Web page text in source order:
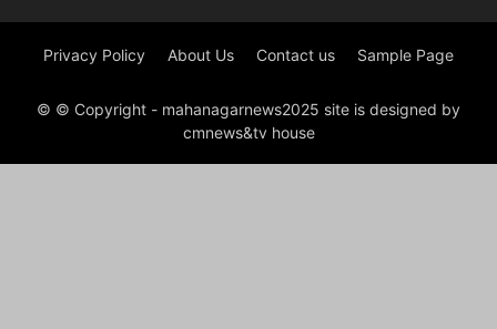
Privacy Policy About Us Contact us Sample Page
© © Copyright - mahanagarnews2025 site is designed by
cmnews&tv house